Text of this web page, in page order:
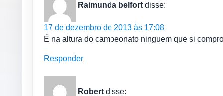
Raimunda belfort disse:
17 de dezembro de 2013 às 17:08
É na altura do campeonato ninguem que si
Responder
Robert disse: